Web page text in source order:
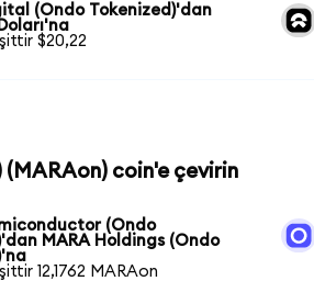
(Ondo Tokenized)'dan
$20,22
coin'e çevirin
(Ondo
MARA Holdings (Ondo
12,1762 MARAon